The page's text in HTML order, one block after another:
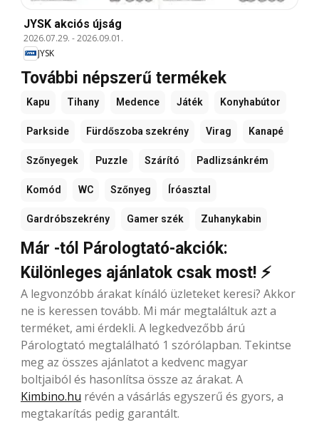
JYSK akciós újság
2026.07.29. -2026.09.01.
JYSK
További népszerű termékek
Kapu Tihany Medence Játék Konyhabútor
Parkside Fürdőszoba szekrény Virag Kanapé
Szőnyegek Puzzle Szárító Padlizsánkrém
Komód WC Szőnyeg Íróasztal
Gardróbszekrény Gamer szék Zuhanykabin
Már -tól Párologtató-akciók:
Különleges ajánlatok csak most! ⚡
A legvonzóbb árakat kínáló üzleteket keresi? Akkor
ne is keressen tovább. Mi már megtaláltuk azt a
terméket, ami érdekli. A legkedvezőbb árú
Párologtató megtalálható 1 szórólapban. Tekintse
meg az összes ajánlatot a kedvenc magyar
boltjaiból és hasonlítsa össze az árakat. A
Kimbino.hu révén a vásárlás egyszerű és gyors, a
megtakarítás pedig garantált.